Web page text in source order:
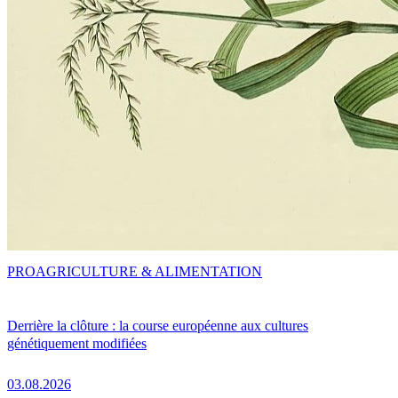
Derrière la clôture : la course européenne aux cultures
génétiquement modifiées
03.08.2026
PROAGRICULTURE & ALIMENTATION